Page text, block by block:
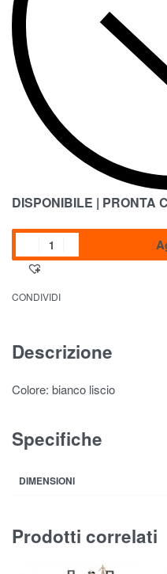
DISPONIBILE | PRONTA
CONDIVIDI
Descrizione
Colore: bianco liscio
Specifiche
DIMENSIONI
Prodotti correlati